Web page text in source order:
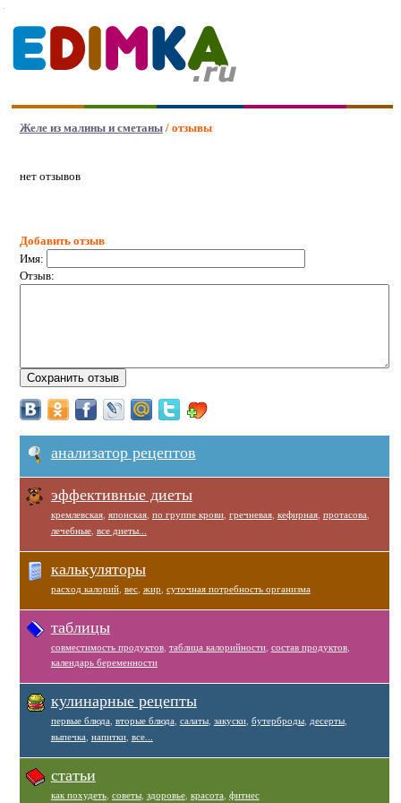
Желе из малины и сметаны/ отзывы
нет отзывов
Добавить отзыв
Имя:
Отзыв:
анализатор рецептов
эффективные диеты
кремлевская, японская, по группе крови, гречневая, кефирная, протасова
лечебные, все диеты...
калькуляторы
расход калорий, вес, жир суточная потребность организма
таблицы
совместимость продуктов, таблица калорийности, состав продуктов,
календарь беременности
кулинарные рецепты
первые блюда вторые блюда салаты, закуски, бутерброды, десерты,
выпечка напитки, все...
статьи
как похудеть, советы, здоровье, красота фитнес